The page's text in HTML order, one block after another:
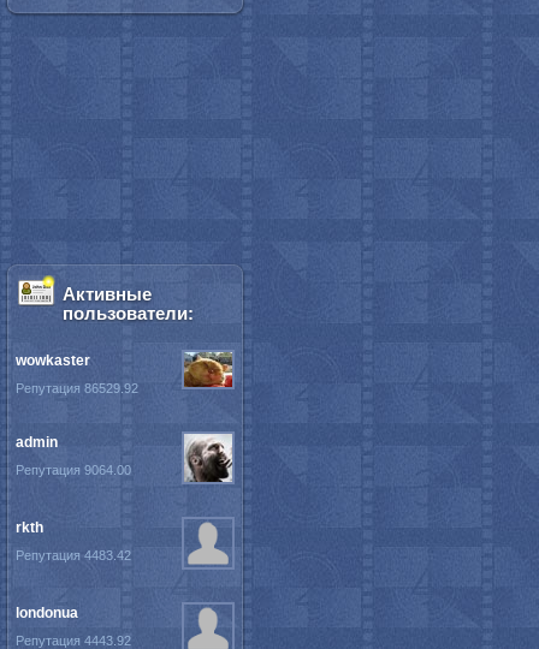
Активные
пользователи:
wowkaster
Репутация 86529.92
admin
Репутация 9064.00
rkth
Репутация 4483.42
londonua
Репутация 4443.92